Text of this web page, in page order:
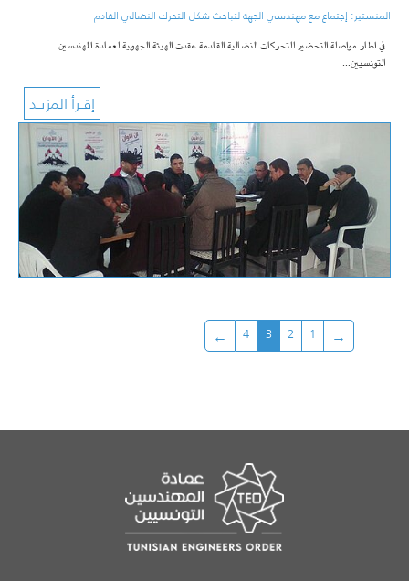
المنستير: إجتماع مع مهندسي الجهة لتباحث شكل التحرك النضالي القادم
في اطار مواصلة التحضير للتحركات النضالية القادمة عقدت الهيئة الجهوية لعمادة المهندسين
التونسيين…
1
2
3
4